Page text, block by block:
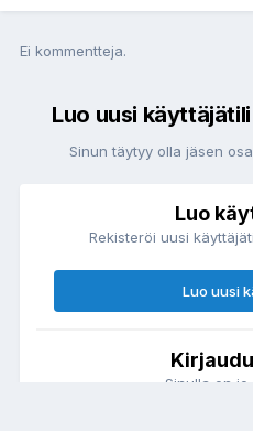
Ei kommentteja.
Luo uusi
Sinun täytyy olla jäsen
Luo
Rekisteröi uusi
Luo uusi
Sinulla on